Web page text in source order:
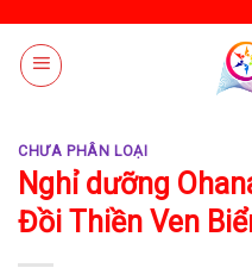
content
CHƯA PHÂN LOẠI
Nghỉ dưỡng
Đồi Thiền Ven